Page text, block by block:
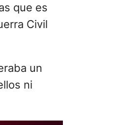
que es
Civil
un
ni